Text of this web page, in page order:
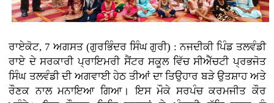
ਰਾਏਕੋਟ, 7 ਅਗਸਤ (ਗੁਰਭਿੰਦਰ ਸਿੰਘ ਗੁਰੀ) : ਨਜਦੀਕੀ ਪਿੰਡ ਤਲਵੰਡੀ
ਰਾਏ ਦੇ ਸਰਕਾਰੀ ਪ੍ਰਾਇਮਰੀ ਸੈਂਟਰ ਸਕੂਲ ਵਿੱਚ ਸੀਐੱਚਟੀ ਪ੍ਰਭਜੋਤ
ਸਿੰਘ ਤਲਵੰਡੀ ਦੀ ਅਗਵਾਈ ਹੇਠ ਤੀਆਂ ਦਾ ਤਿਉਹਾਰ ਬੜੇ ਉਤਸ਼ਾਹ ਅਤੇ
ਰੌਣਕ ਨਾਲ ਮਨਾਇਆ ਗਿਆ। ਇਸ ਮੌਕੇ ਸਰਪੰਚ ਕਰਮਜੀਤ ਕੌਰ